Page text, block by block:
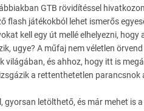
GTB rövidítéssel
flash játékokból lehet ismerős
kell egy út mellé elhelyezni, hogy
ugye? A műfaj nem véletlen
és ahhoz, hogy itt is
a rettenthetetlen parancsnok
letölthető, és már mehet is